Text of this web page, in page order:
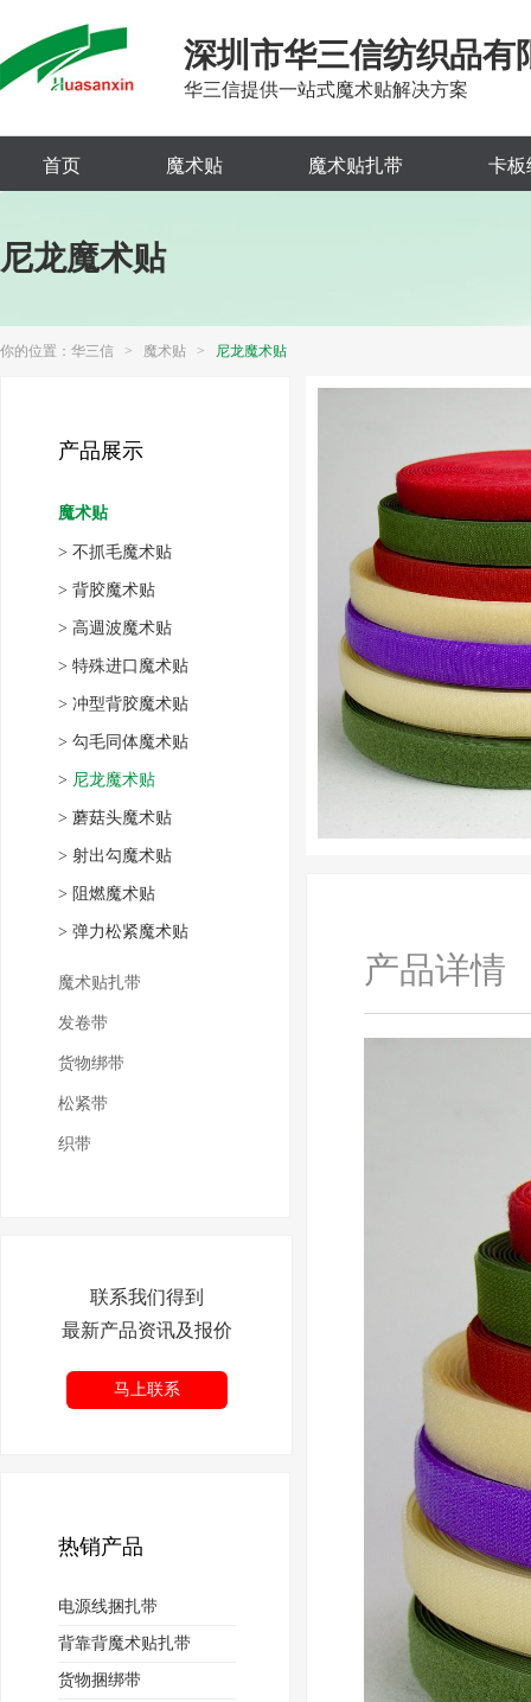
深圳市华三信纺织品有
华三信提供一站式魔术贴解决方案
首页 魔术贴 魔术贴扎带 卡板
尼龙魔术贴
你的位置： 华三信 > 魔术贴 > 尼龙魔术贴
产品展示
魔术贴
> 不抓毛魔术贴
> 背胶魔术贴
> 高週波魔术贴
> 特殊进口魔术贴
> 冲型背胶魔术贴
> 勾毛同体魔术贴
> 尼龙魔术贴
> 蘑菇头魔术贴
> 射出勾魔术贴
> 阻燃魔术贴
> 弹力松紧魔术贴
魔术贴扎带
发卷带
货物绑带
松紧带
织带
联系我们得到
最新产品资讯及报价
马上联系
热销产品
电源线捆扎带
背靠背魔术贴扎带
货物捆绑带
产品详情